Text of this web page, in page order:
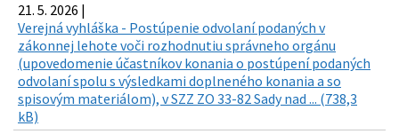
21. 5. 2026 |
Verejná vyhláška - Postúpenie odvolaní podaných v
zákonnej lehote voči rozhodnutiu správneho orgánu
(upovedomenie účastníkov konania o postúpení podaných
odvolaní spolu s výsledkami doplneného konania a so
spisovým materiálom), v SZZ ZO 33-82 Sady nad ... (738,3
kB)